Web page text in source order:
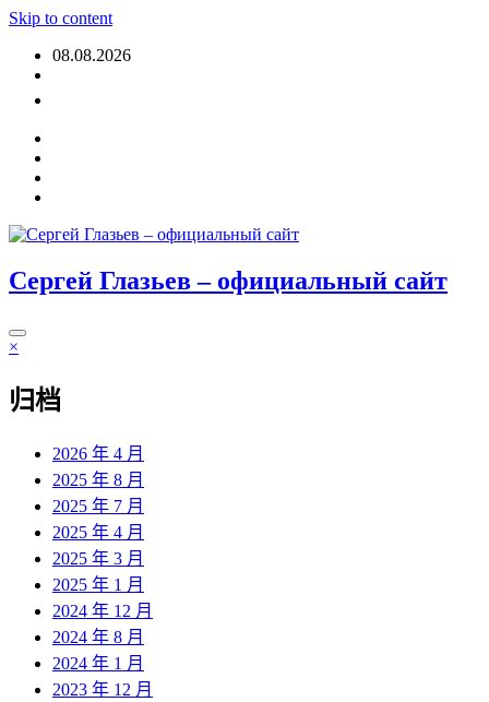
Skip to content
08.08.2026
Сергей Глазьев – официальный сайт
×
归档
2026 年 4 月
2025 年 8 月
2025 年 7 月
2025 年 4 月
2025 年 3 月
2025 年 1 月
2024 年 12 月
2024 年 8 月
2024 年 1 月
2023 年 12 月